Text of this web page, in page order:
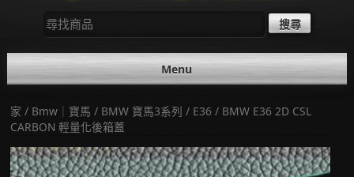
尋
找：
Menu
家 / Bmw｜寶馬 / BMW 寶馬3系列 / E36 / BMW E36 2D CSL
CARBON 輕量化後箱蓋